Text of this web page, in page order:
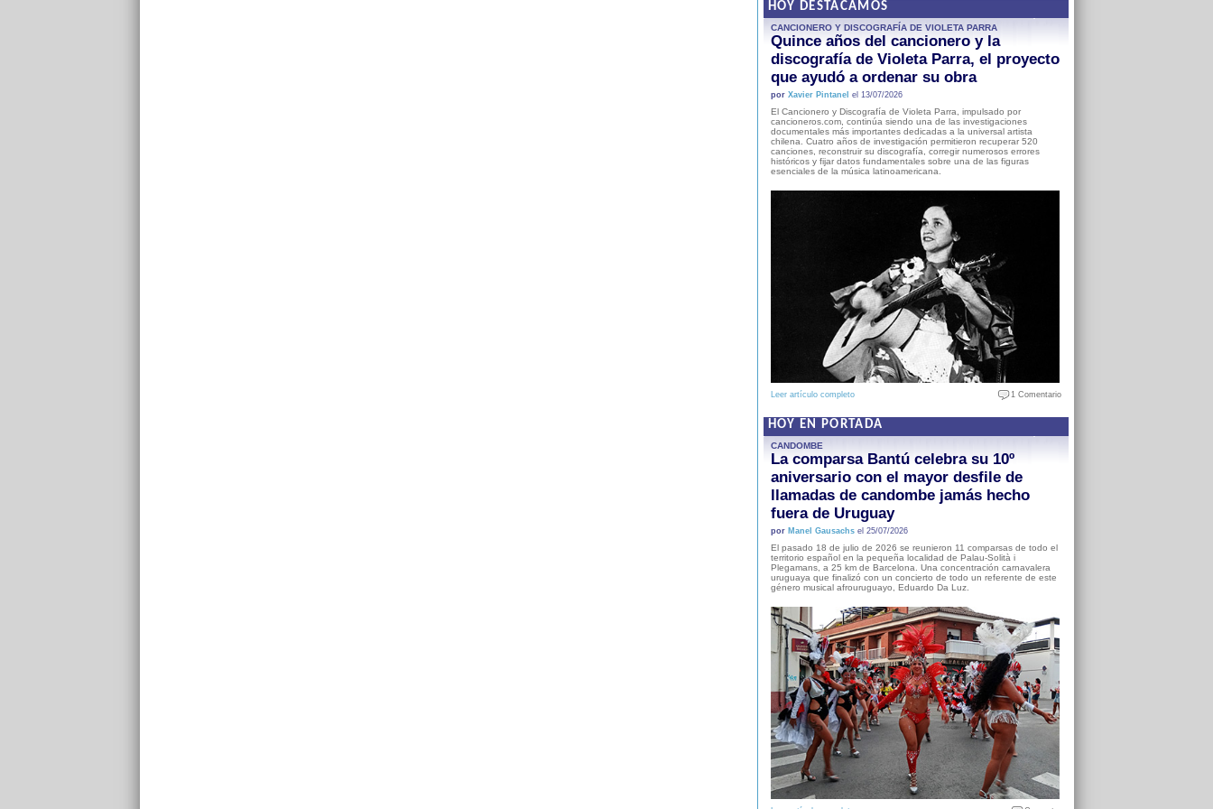
HOY DESTACAMOS
CANCIONERO Y DISCOGRAFÍA DE VIOLETA PARRA
Quince años del cancionero y la
discografía de Violeta Parra, el proyecto
que ayudó a ordenar su obra
por Xavier Pintanel el 13/07/2026
El Cancionero y Discografía de Violeta Parra, impulsado por
cancioneros.com, continúa siendo una de las investigaciones
documentales más importantes dedicadas a la universal artista
chilena. Cuatro años de investigación permitieron recuperar 520
canciones, reconstruir su discografía, corregir numerosos errores
históricos y fijar datos fundamentales sobre una de las figuras
esenciales de la música latinoamericana.
Leer artículo completo 1 Comentario
HOY EN PORTADA
CANDOMBE
La comparsa Bantú celebra su 10º
aniversario con el mayor desfile de
llamadas de candombe jamás hecho
fuera de Uruguay
por Manel Gausachsel 25/07/2026
El pasado 18 de julio de 2026 se reunieron 11 comparsas de todo el
territorio español en la pequeña localidad de Palau-Solità i
Plegamans, a 25 km de Barcelona. Una concentración carnavalera
uruguaya que finalizó con un concierto de todo un referente de este
género musical afrouruguayo, Eduardo Da Luz.